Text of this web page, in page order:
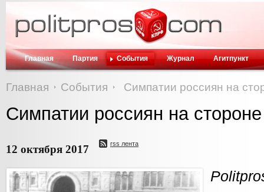
Главная Партия События Журнал Агитпункт
Главная События Симпатии россиян на
Симпатии россиян на
12 октября 2017 rss лента